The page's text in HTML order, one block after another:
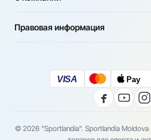
Правовая информация
VISA Pay
© 2026 "Sportlandia". Sportlandia Moldova